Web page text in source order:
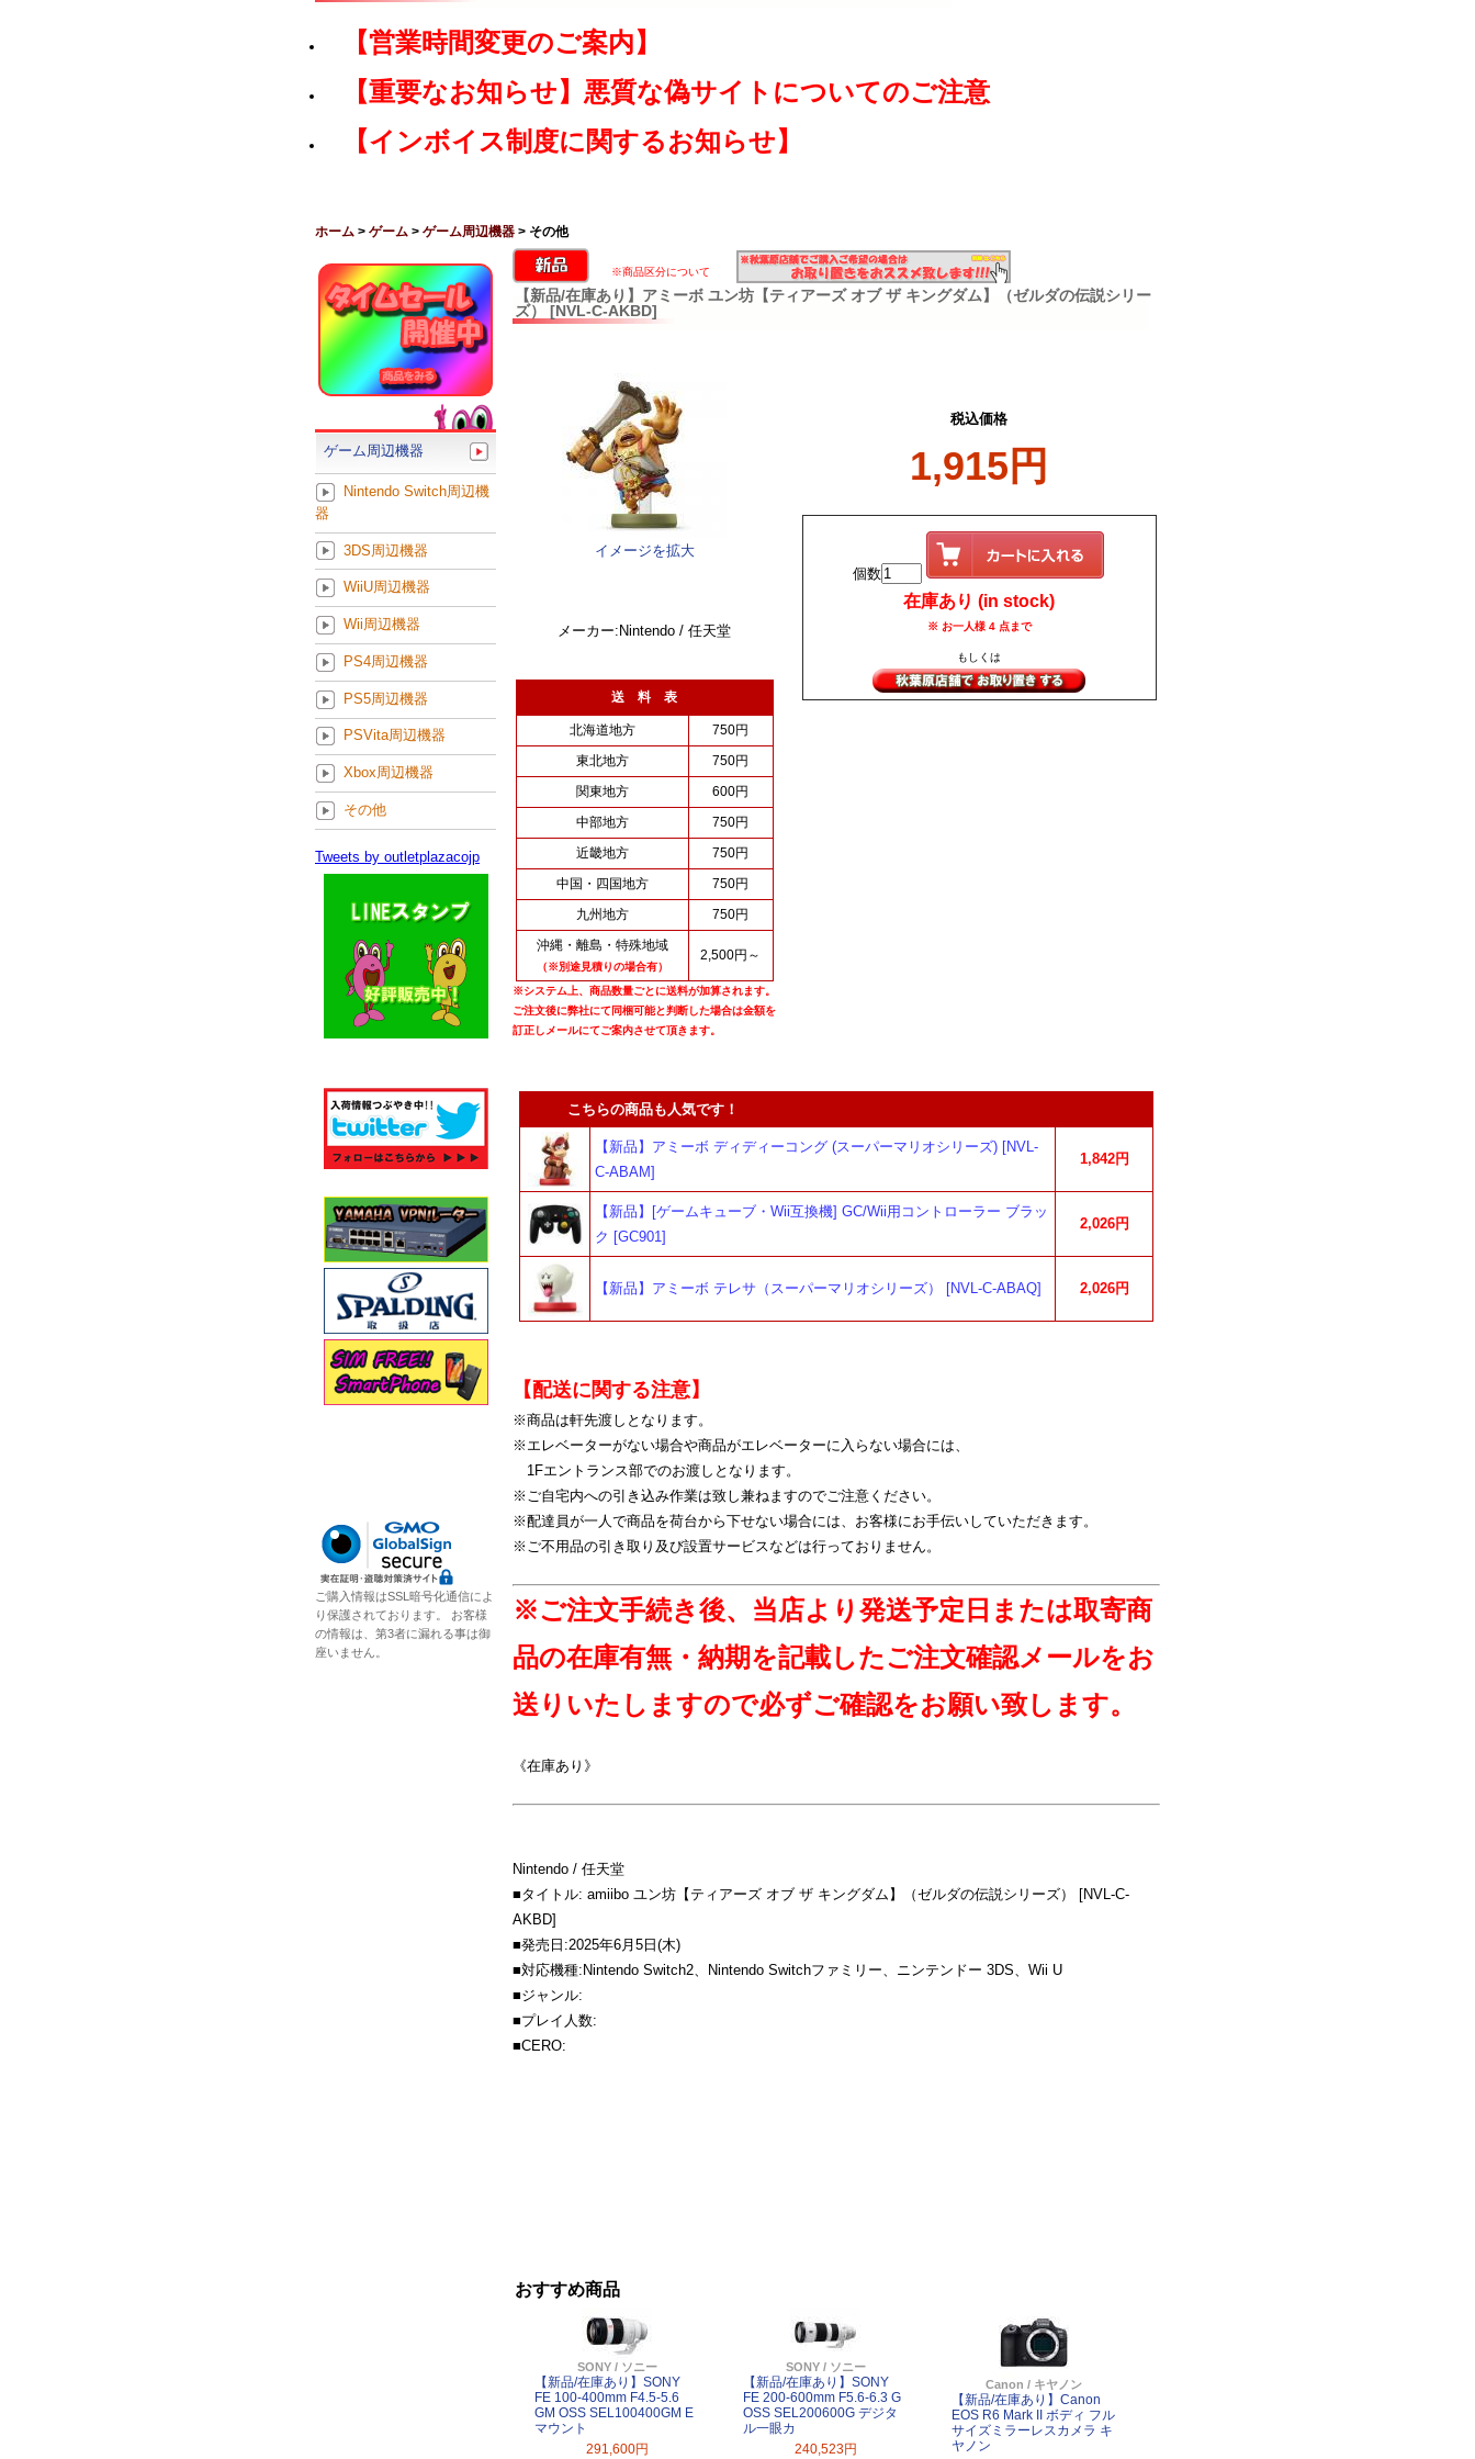
【営業時間変更のご案内】
【重要なお知らせ】悪質な偽サイトについてのご注意
【インボイス制度に関するお知らせ】
ホーム > ゲーム > ゲーム周辺機器 > その他
※商品区分について
【新品/在庫あり】アミーボ ユン坊【ティアーズ オブ ザ キングダム】（ゼルダの伝説シリー
ズ） [NVL-C-AKBD]
イメージを拡大
メーカー:Nintendo / 任天堂
送 料 表
北海道地方
750円
東北地方
750円
関東地方
600円
中部地方
750円
近畿地方
750円
中国・四国地方
750円
九州地方
750円
沖縄・離島・特殊地域
（※別途見積りの場合有）
2,500円～
※システム上、商品数量ごとに送料が加算されます。
ご注文後に弊社にて同梱可能と判断した場合は金額を
訂正しメールにてご案内させて頂きます。
税込価格
1,915円
個数
在庫あり (in stock)
※ お一人様 4 点まで
もしくは
こちらの商品も人気です！
【新品】アミーボ ディディーコング (スーパーマリオシリーズ) [NVL-
C-ABAM]
1,842円
【新品】[ゲームキューブ・Wii互換機] GC/Wii用コントローラー ブラッ
ク [GC901]
2,026円
【新品】アミーボ テレサ（スーパーマリオシリーズ） [NVL-C-ABAQ] 2,026円
【配送に関する注意】
※商品は軒先渡しとなります。
※エレベーターがない場合や商品がエレベーターに入らない場合には、
1Fエントランス部でのお渡しとなります。
※ご自宅内への引き込み作業は致し兼ねますのでご注意ください。
※配達員が一人で商品を荷台から下せない場合には、お客様にお手伝いしていただきます。
※ご不用品の引き取り及び設置サービスなどは行っておりません。
※ご注文手続き後、当店より発送予定日または取寄商
品の在庫有無・納期を記載したご注文確認メールをお
送りいたしますので必ずご確認をお願い致します。
《在庫あり》
Nintendo / 任天堂
■タイトル: amiibo ユン坊【ティアーズ オブ ザ キングダム】（ゼルダの伝説シリーズ） [NVL-C-
AKBD]
■発売日:2025年6月5日(木)
■対応機種:Nintendo Switch2、Nintendo Switchファミリー、ニンテンドー 3DS、Wii U
■ジャンル:
■プレイ人数:
■CERO:
おすすめ商品
SONY / ソニー
【新品/在庫あり】SONY
FE 100-400mm F4.5-5.6
GM OSS SEL100400GM E
マウント
291,600円
SONY / ソニー
【新品/在庫あり】SONY
FE 200-600mm F5.6-6.3 G
OSS SEL200600G デジタ
ル一眼カ
240,523円
Canon / キヤノン
【新品/在庫あり】Canon
EOS R6 Mark II ボディ フル
サイズミラーレスカメラ キ
ヤノン
ゲーム周辺機器
Nintendo Switch周辺機
器
3DS周辺機器
WiiU周辺機器
Wii周辺機器
PS4周辺機器
PS5周辺機器
PSVita周辺機器
Xbox周辺機器
その他
Tweets by outletplazacojp
ご購入情報はSSL暗号化通信によ
り保護されております。 お客様
の情報は、第3者に漏れる事は御
座いません。